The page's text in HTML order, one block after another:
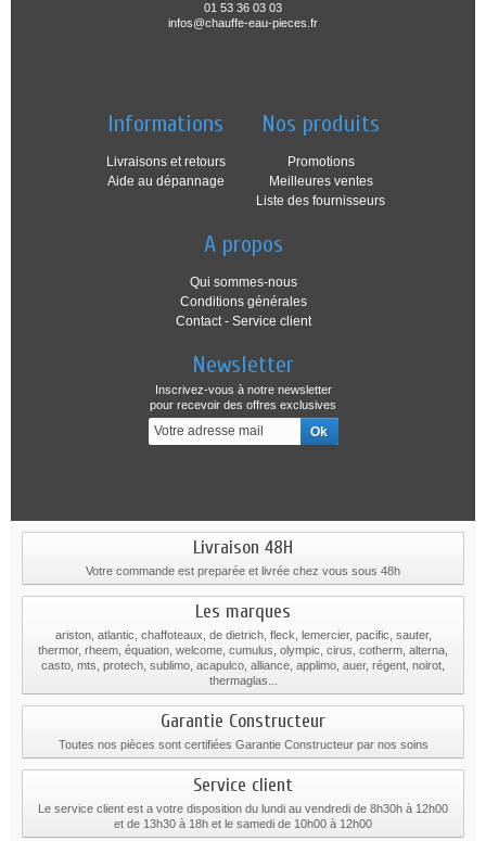
01 53 36 03 03
infos@chauffe-eau-pieces.fr
Informations
Livraisons et retours
Aide au dépannage
Nos produits
Promotions
Meilleures ventes
Liste des fournisseurs
A propos
Qui sommes-nous
Conditions générales
Contact - Service client
Newsletter
Inscrivez-vous à notre newsletter
pour recevoir des offres exclusives
Livraison 48H
Votre commande est preparée et livrée chez vous sous 48h
Les marques
ariston, atlantic, chaffoteaux, de dietrich, fleck, lemercier, pacific, sauter,
thermor, rheem, équation, welcome, cumulus, olympic, cirus, cotherm, alterna,
casto, mts, protech, sublimo, acapulco, alliance, applimo, auer, régent, noirot,
thermaglas...
Garantie Constructeur
Toutes nos pièces sont certifiées Garantie Constructeur par nos soins
Service client
Le service client est a votre disposition du lundi au vendredi de 8h30h à 12h00
et de 13h30 à 18h et le samedi de 10h00 à 12h00